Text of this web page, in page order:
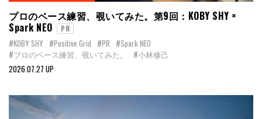
プロのベース練習、覗いてみた。第9回：KOBY SHY ×
Spark NEO
PR
#KOBY SHY #Positive Grid #PR #Spark NEO
#プロのベース練習、覗いてみた。
#小林修己
2026.07.27 UP